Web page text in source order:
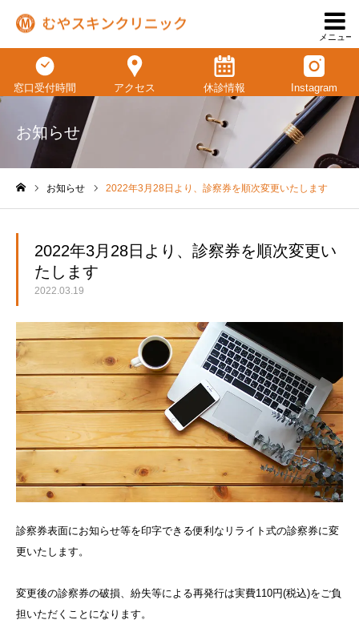
メニュー
窓口受付時間 アクセス 休診情報 Instagram
お知らせ
お知らせ 2022年3月28日より、診察券を順次変更いたします
2022年3月28日より、診察券を順次変更い
たします
2022.03.19
診察券表面にお知らせ等を印字できる便利なリライト式の診察券に変
更いたします。
変更後の診察券の破損、紛失等による再発行は実費110円(税込)をご負
担いただくことになります。